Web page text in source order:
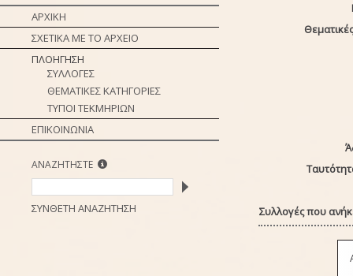
ΑΡΧΙΚΗ
ΣΧΕΤΙΚΑ ΜΕ ΤΟ ΑΡΧΕΙΟ
ΠΛΟΗΓΗΣΗ
ΣΥΛΛΟΓΕΣ
ΘΕΜΑΤΙΚΕΣ ΚΑΤΗΓΟΡΙΕΣ
ΤΥΠΟΙ ΤΕΚΜΗΡΙΩΝ
ΕΠΙΚΟΙΝΩΝΙΑ
ΑΝΑΖΗΤΗΣΤΕ
ΣΥΝΘΕΤΗ ΑΝΑΖΗΤΗΣΗ Συλλογές που